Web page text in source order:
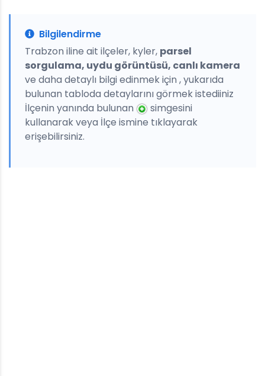
Bilgilendirme
Trabzon iline ait ilçeler, kyler, parsel
sorgulama, uydu görüntüsü, canlı kamera
ve daha detaylı bilgi edinmek için , yukarıda
bulunan tabloda detaylarını görmek istediiniz
İlçenin yanında bulunan
simgesini
kullanarak veya İlçe ismine tıklayarak
erişebilirsiniz.